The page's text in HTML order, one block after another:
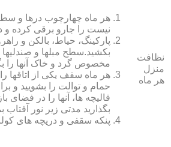
نظافت
منزل
هر ماه
هر ماه چهارچوب درها و
نیست را جارو برقی کرده و
پارکینگ، حیاط، بالکن و
بکشید.سطح مبل‏ها و صندلی‏ها
مخصوص گرد و خاک آنها را
هر ماه سقف یکی از اتاق‏ها
حمام و توالت را بشویید و
قالیچه‏ ها، آنها را در فضای
بگذارید مدتی زیر نور آفتاب
پنکه سقفی و دریچه‏ های